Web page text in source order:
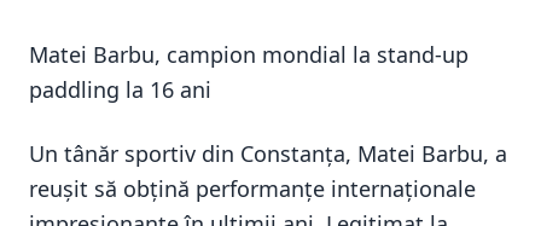
Matei Barbu, campion mondial la stand-up
paddling la 16 ani
Un tânăr sportiv din Constanța, Matei Barbu, a
reușit să obțină performanțe internaționale